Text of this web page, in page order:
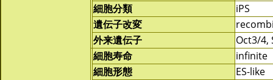
細胞分類
iPS
遺伝子改変
外来遺伝子
Oct3/4,
細胞寿命
infinite
細胞形態
ES-like